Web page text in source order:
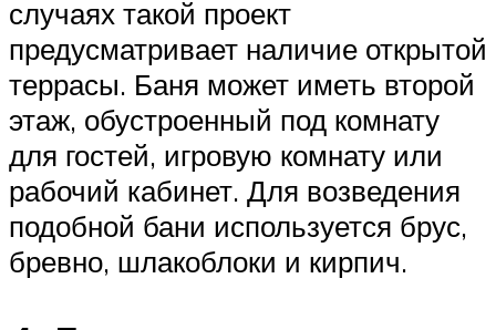
случаях такой проект
предусматривает наличие открытой
террасы. Баня может иметь второй
этаж, обустроенный под комнату
для гостей, игровую комнату или
рабочий кабинет. Для возведения
подобной бани используется брус,
бревно, шлакоблоки и кирпич.